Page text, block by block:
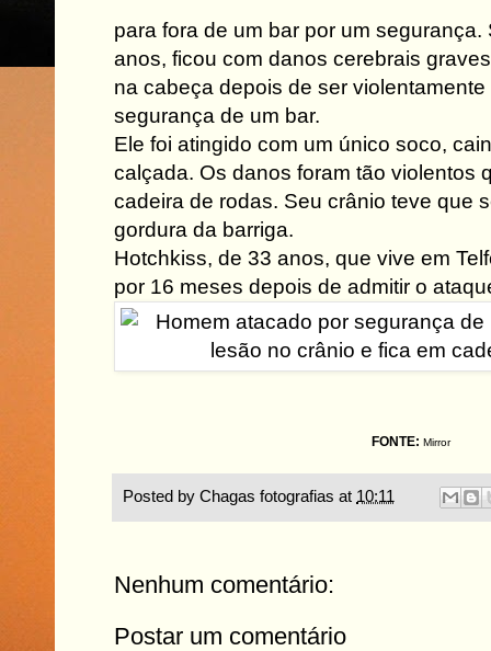
para fora de um bar por um segurança.
anos, ficou com danos cerebrais
na cabeça depois de ser
segurança de um bar.
Ele foi atingido com um único soco,
calçada. Os danos foram tão violentos
cadeira de rodas. Seu crânio teve que
gordura da barriga.
Hotchkiss, de 33 anos, que vive em
por 16 meses depois de admitir o
FONTE: Mirror
Posted by Chagas fotografias at 10:11
Nenhum comentário:
Postar um comentário